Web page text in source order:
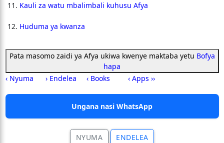
Kauli za watu mbalimbali kuhusu Afya
Huduma ya kwanza
Pata masomo zaidi ya Afya ukiwa kwenye maktaba yetu Bofya
hapa
‹ Nyuma
› Endelea ‹ Books ‹ Apps ››
Ungana nasi WhatsApp
NYUMA ENDELEA